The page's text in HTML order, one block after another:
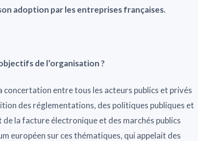
adoption par les entreprises françaises.
de l’organisation ?
concertation entre tous les acteurs publics et privés
des réglementations, des politiques publiques et
la facture électronique et des marchés publics
européen sur ces thématiques, qui appelait des